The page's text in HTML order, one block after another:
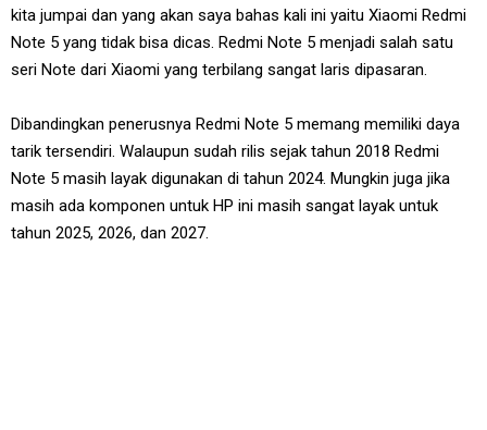
kita jumpai dan yang akan saya bahas kali ini yaitu Xiaomi Redmi
Note 5 yang tidak bisa dicas. Redmi Note 5 menjadi salah satu
seri Note dari Xiaomi yang terbilang sangat laris dipasaran.
Dibandingkan penerusnya Redmi Note 5 memang memiliki daya
tarik tersendiri. Walaupun sudah rilis sejak tahun 2018 Redmi
Note 5 masih layak digunakan di tahun 2024. Mungkin juga jika
masih ada komponen untuk HP ini masih sangat layak untuk
tahun 2025, 2026, dan 2027.